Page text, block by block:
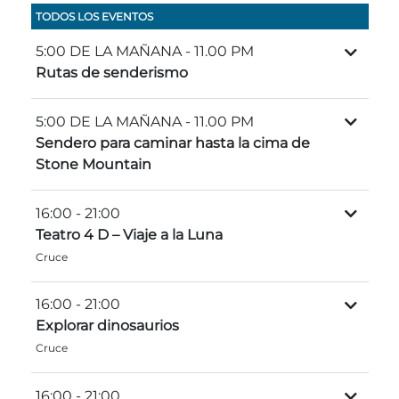
Mapas
Reglas y ordenanzas
Clima
Guía de Naturaleza
Blog
PRIMAVERA
Servicio de amanecer de Pascua
Sitios de alquiler de yurtas
Entradas para grupos
Group Events
TODOS LOS EVENTOS
5:00 DE LA MAÑANA - 11.00 PM
Rutas de senderismo
5:00 DE LA MAÑANA - 11.00 PM
Sendero para caminar hasta la cima de
Stone Mountain
16:00 - 21:00
Teatro 4 D – Viaje a la Luna
Cruce
16:00 - 21:00
Explorar dinosaurios
Cruce